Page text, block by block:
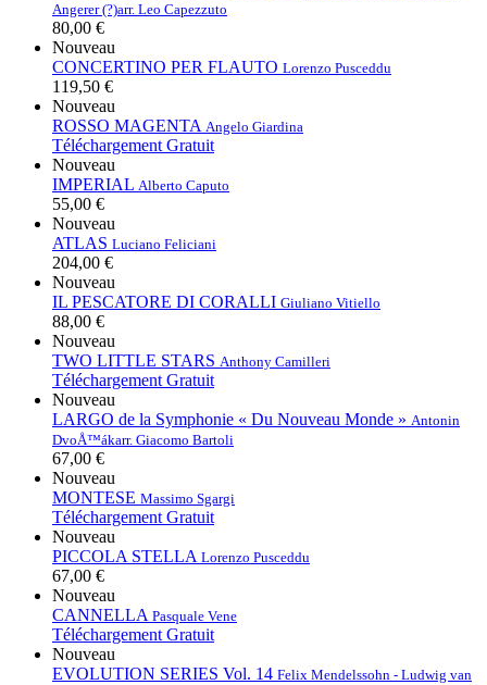
Angerer (?)arr. Leo Capezzuto
80,00 €
Nouveau
CONCERTINO PER FLAUTO Lorenzo Pusceddu
119,50 €
Nouveau
ROSSO MAGENTA Angelo Giardina
Téléchargement Gratuit
Nouveau
IMPERIAL Alberto Caputo
55,00 €
Nouveau
ATLAS Luciano Feliciani
204,00 €
Nouveau
IL PESCATORE DI CORALLI Giuliano Vitiello
88,00 €
Nouveau
TWO LITTLE STARS Anthony Camilleri
Téléchargement Gratuit
Nouveau
LARGO de la Symphonie « Du Nouveau Monde » Antonin
DvoÅ™ákarr. Giacomo Bartoli
67,00 €
Nouveau
MONTESE Massimo Sgargi
Téléchargement Gratuit
Nouveau
PICCOLA STELLA Lorenzo Pusceddu
67,00 €
Nouveau
CANNELLA Pasquale Vene
Téléchargement Gratuit
Nouveau
EVOLUTION SERIES Vol. 14 Felix Mendelssohn - Ludwig van